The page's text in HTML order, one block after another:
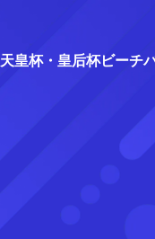
天皇杯・皇后杯ビーチ